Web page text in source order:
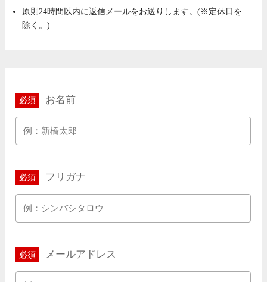
原則24時間以内に返信メールをお送りします。(※定休日を
除く。)
必須 お名前
必須 フリガナ
必須 メールアドレス